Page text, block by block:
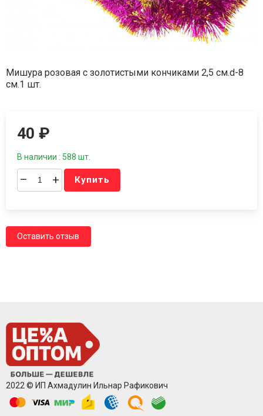
Мишура розовая с золотистыми кончиками 2,5 см.d-8
см.1 шт.
40₽
В наличии : 588 шт.
– + Купить
Оставить отзыв
2022 © ИП Ахмадулин Ильнар Рафикович